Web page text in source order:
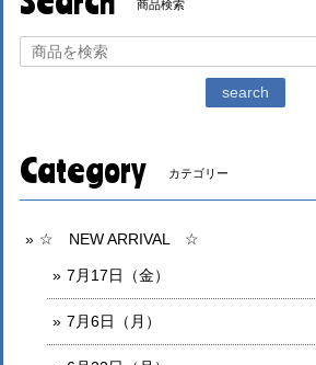
商品検索
search
Category カテゴリー
☆ NEW ARRIVAL ☆
7月17日（金）
7月6日（月）